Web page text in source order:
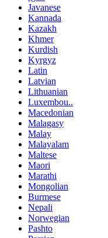
Javanese
Kannada
Kazakh
Khmer
Kurdish
Kyrgyz
Latin
Latvian
Lithuanian
Luxembou..
Macedonian
Malagasy
Malay
Malayalam
Maltese
Maori
Marathi
Mongolian
Burmese
Nepali
Norwegian
Pashto